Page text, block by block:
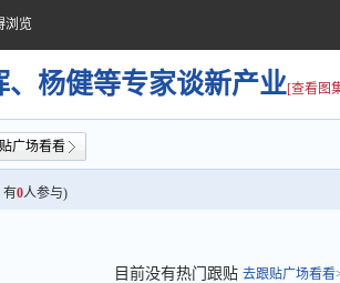
浏览
、杨健等专家谈新产业[查看图
广场看看
有0人参与)
目前没有热门跟贴 去跟贴广场看看